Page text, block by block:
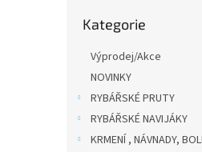
kategorie
Kategorie
Výprodej/Akce
NOVINKY
RYBÁŘSKÉ PRUTY
RYBÁŘSKÉ NAVIJÁKY
KRMENÍ , NÁVNADY,